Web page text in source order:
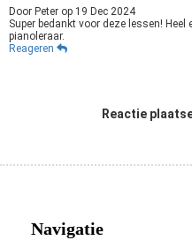
Door Peter op 19 Dec 2024
Super bedankt voor deze lessen!
pianoleraar.
Reageren
Reactie
Navigatie